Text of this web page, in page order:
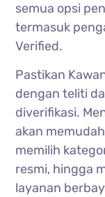
semua opsi
termasuk
Verified.
Pastikan
dengan teliti
diverifikasi.
akan
memilih
resmi, hingga
layanan